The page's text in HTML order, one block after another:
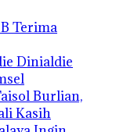
Terima
Dinialdie
Burlian,
Kasih